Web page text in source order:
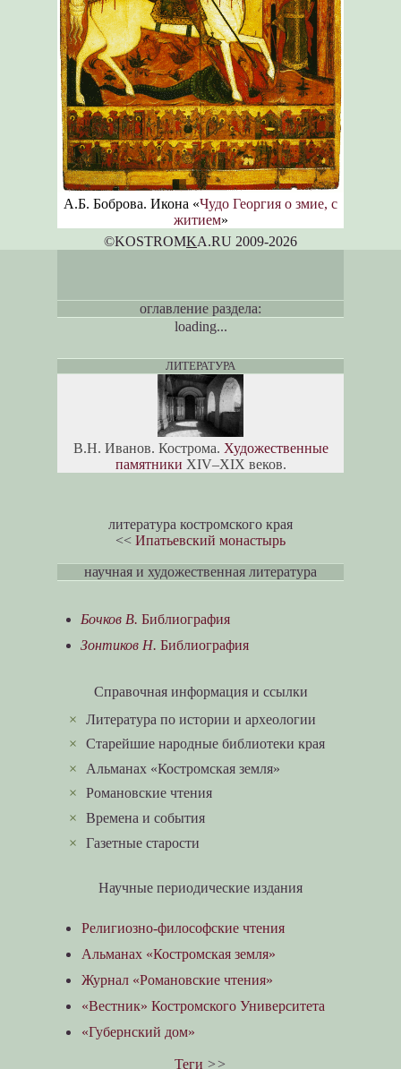
А.Б. Боброва. Икона «Чудо Георгия о змие, с
житием»
©KOSTROMKA.RU 2009-2026
оглавление раздела:
loading...
ЛИТЕРАТУРА
В.Н. Иванов. Кострома. Художественные
памятники XIV–XIX веков.
литература костромского края
<< Ипатьевский монастырь
научная и художественная литература
Бочков В. Библиография
Зонтиков Н. Библиография
Справочная информация и ссылки
×Литература по истории и археологии
×Старейшие народные библиотеки края
Альманах «Костромская земля»
×Романовские чтения
×Времена и события
×Газетные старости
Научные периодические издания
Религиозно-философские чтения
Альманах «Костромская земля»
Журнал «Романовские чтения»
«Вестник» Костромского Университета
«Губернский дом»
Теги >>